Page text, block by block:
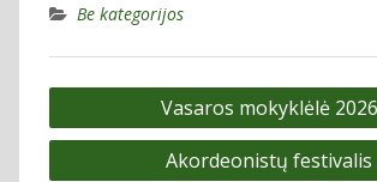
Be kategorijos
Navigacija
tarp
Vasaros mokyklėlė 2026
Akordeonistų festivalis